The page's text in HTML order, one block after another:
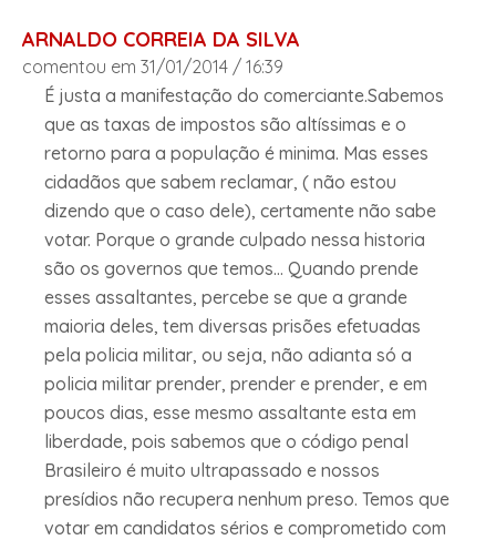
ARNALDO CORREIA DA SILVA
comentou em 31/01/2014 / 16:39
É justa a manifestação do comerciante.Sabemos
que as taxas de impostos são altíssimas e o
retorno para a população é minima. Mas esses
cidadãos que sabem reclamar, ( não estou
dizendo que o caso dele), certamente não sabe
votar. Porque o grande culpado nessa historia
são os governos que temos... Quando prende
esses assaltantes, percebe se que a grande
maioria deles, tem diversas prisões efetuadas
pela policia militar, ou seja, não adianta só a
policia militar prender, prender e prender, e em
poucos dias, esse mesmo assaltante esta em
liberdade, pois sabemos que o código penal
Brasileiro é muito ultrapassado e nossos
presídios não recupera nenhum preso. Temos que
votar em candidatos sérios e comprometido com